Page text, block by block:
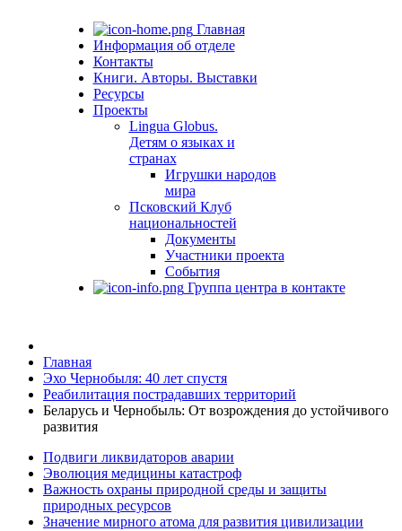
Главная
Информация об отделе
Контакты
Книги. Авторы. Выставки
Ресурсы
Проекты
Lingua Globus.
Детям о языках и
странах
Игрушки народов
мира
Псковский Клуб
национальностей
Документы
Участники проекта
События
Группа центра в контакте
Главная
Эхо Чернобыля: 40 лет спустя
Реабилитация пострадавших территорий
Беларусь и Чернобыль: От возрождения до устойчивого
развития
Подвиги ликвидаторов аварии
Эволюция медицины катастроф
Важность охраны природной среды и защиты
природных ресурсов
Значение мирного атома для развития цивилизации